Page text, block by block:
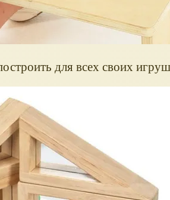
для всех своих